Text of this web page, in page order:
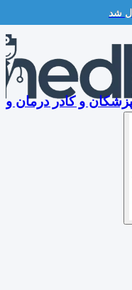
شد
و کادر درمان و